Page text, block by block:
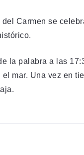
Carmen se
la palabra a las
mar. Una vez en